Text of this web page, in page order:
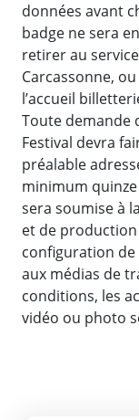
données avant
badge ne sera
retirer au
Carcassonne,
l’accueil
Toute demande
Festival devra
préalable
minimum
sera soumise à
et de production
configuration
aux médias de
conditions, les
vidéo ou photo